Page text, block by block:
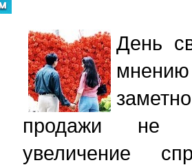
День
продажи не
увеличение